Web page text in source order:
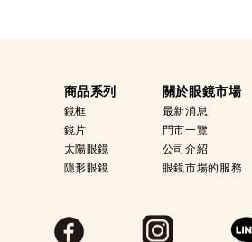
商品系列
鏡框
鏡片
太陽眼鏡
隱形眼鏡
關於眼鏡市場
最新消息
門市一覽
公司介紹
眼鏡市場的服務